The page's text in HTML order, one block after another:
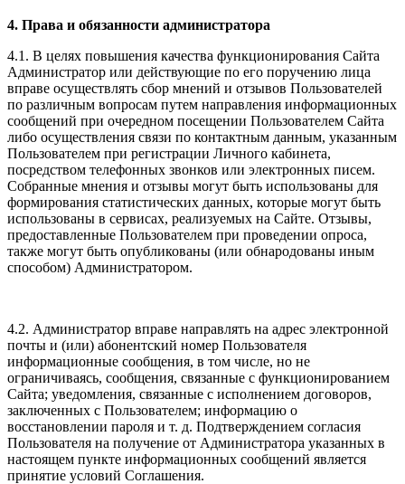
4. Права и обязанности администратора
4.1. В целях повышения качества функционирования Сайта
Администратор или действующие по его поручению лица
вправе осуществлять сбор мнений и отзывов Пользователей
по различным вопросам путем направления информационных
сообщений при очередном посещении Пользователем Сайта
либо осуществления связи по контактным данным, указанным
Пользователем при регистрации Личного кабинета,
посредством телефонных звонков или электронных писем.
Собранные мнения и отзывы могут быть использованы для
формирования статистических данных, которые могут быть
использованы в сервисах, реализуемых на Сайте. Отзывы,
предоставленные Пользователем при проведении опроса,
также могут быть опубликованы (или обнародованы иным
способом) Администратором.
4.2. Администратор вправе направлять на адрес электронной
почты и (или) абонентский номер Пользователя
информационные сообщения, в том числе, но не
ограничиваясь, сообщения, связанные с функционированием
Сайта; уведомления, связанные с исполнением договоров,
заключенных с Пользователем; информацию о
восстановлении пароля и т. д. Подтверждением согласия
Пользователя на получение от Администратора указанных в
настоящем пункте информационных сообщений является
принятие условий Соглашения.